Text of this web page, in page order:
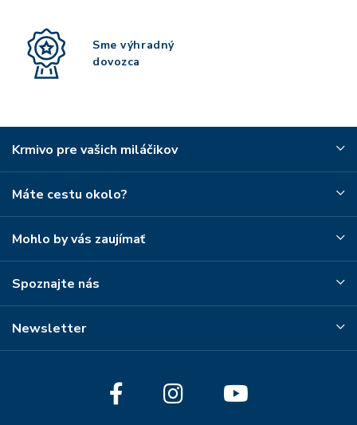
Sme výhradný
dovozca
Krmivo pre vašich miláčikov
Máte cestu okolo?
Mohlo by vás zaujímať
Spoznajte nás
Newsletter